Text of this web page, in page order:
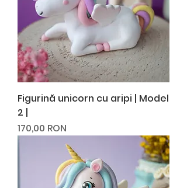
Figurină unicorn cu aripi | Model
2 |
Preț
170,00 RON